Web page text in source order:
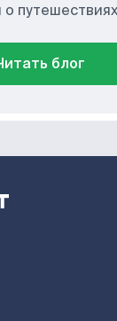
о путешествиях
блог